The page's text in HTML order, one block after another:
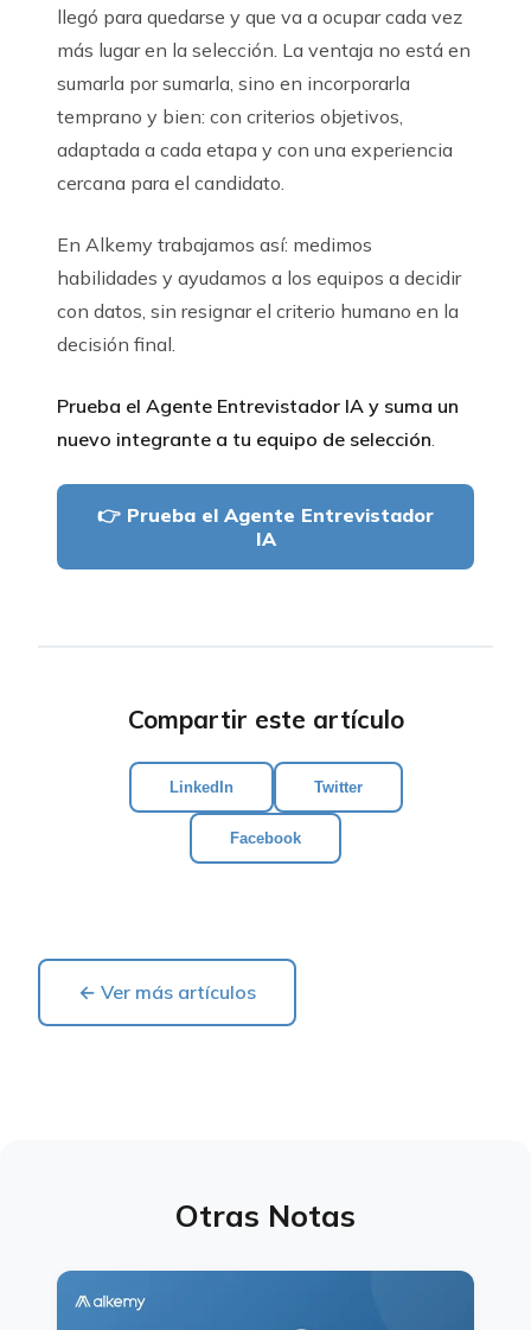
llegó para quedarse y que va a ocupar cada vez
más lugar en la selección. La ventaja no está en
sumarla por sumarla, sino en incorporarla
temprano y bien: con criterios objetivos,
adaptada a cada etapa y con una experiencia
cercana para el candidato.
En Alkemy trabajamos así: medimos
habilidades y ayudamos a los equipos a decidir
con datos, sin resignar el criterio humano en la
decisión final.
Prueba el Agente Entrevistador IA y suma un
nuevo integrante a tu equipo de selección.
👉 Prueba el Agente Entrevistador
IA
Compartir este artículo
LinkedIn Twitter
Facebook
← Ver más artículos
Otras Notas